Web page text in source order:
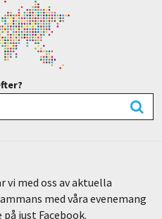
vi med oss av aktuella
med våra evenemang
just Facebook.